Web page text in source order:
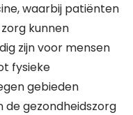
waarbij patiënten
kunnen
zijn voor mensen
fysieke
gebieden
de gezondheidszorg